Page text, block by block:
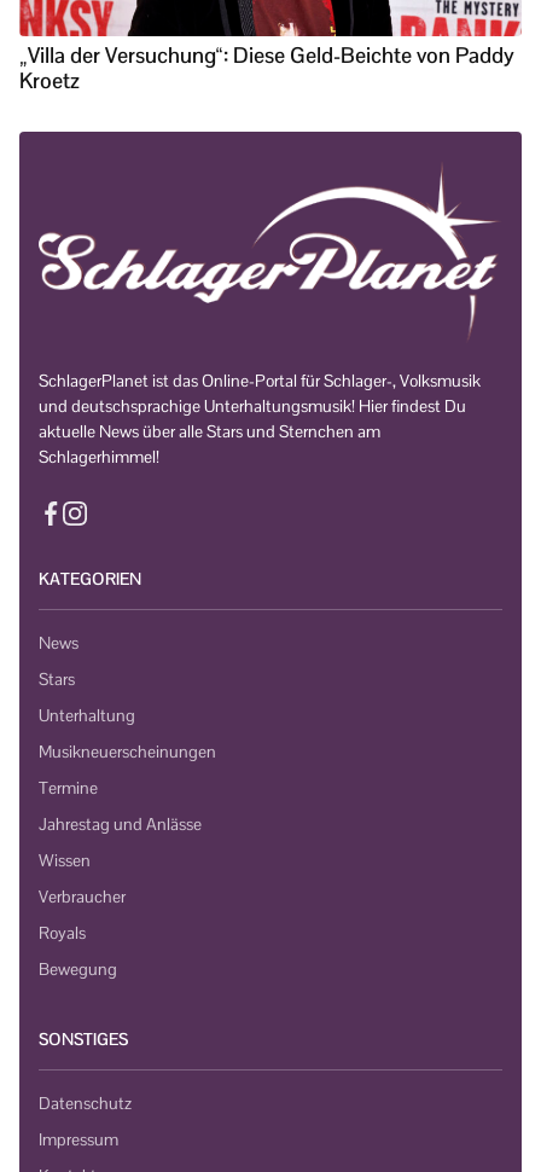
„Villa der Versuchung“: Diese Geld-Beichte von Paddy
Kroetz
SchlagerPlanet ist das Online-Portal für Schlager-, Volksmusik
und deutschsprachige Unterhaltungsmusik! Hier findest Du
aktuelle News über alle Stars und Sternchen am
Schlagerhimmel!
KATEGORIEN
News
Stars
Unterhaltung
Musikneuerscheinungen
Termine
Jahrestag und Anlässe
Wissen
Verbraucher
Royals
Bewegung
SONSTIGES
Datenschutz
Impressum